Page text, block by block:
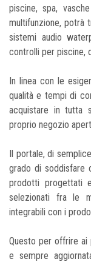
piscine, spa,
multifunzione, potrà
sistemi audio
controlli per piscine,
In linea con le
qualità e tempi di
acquistare in tutta
proprio negozio
Il portale, di
grado di soddisfare
prodotti progettati
selezionati fra le
integrabili con i
Questo per offrire ai
e sempre